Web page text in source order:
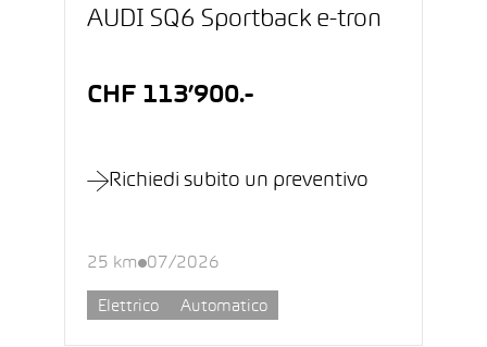
AUDI SQ6 Sportback e-tron
CHF 113’900.-
Richiedi subito un preventivo
25 km 07/2026
Elettrico Automatico